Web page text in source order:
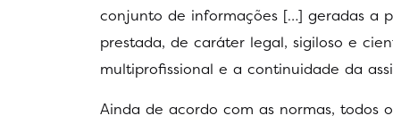
conjunto de informações […] geradas a
prestada, de caráter legal, sigiloso e
multiprofissional e a continuidade da
Ainda de acordo com as normas, todos